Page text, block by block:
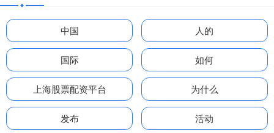
中国 人的
国际 如何
上海股票配资平台 为什么
发布 活动